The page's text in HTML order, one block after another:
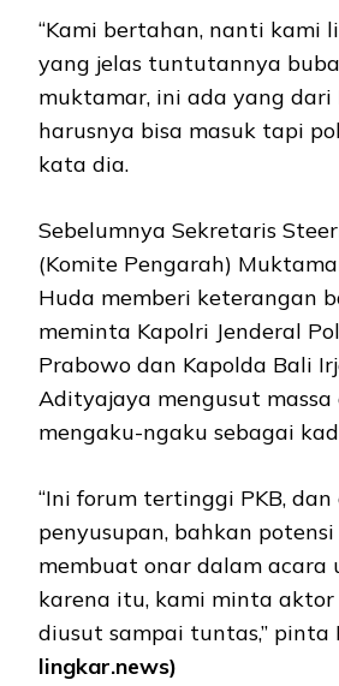
“Kami bertahan, nanti kami
yang jelas tuntutannya
muktamar, ini ada yang dari
harusnya bisa masuk tapi
kata dia.
Sebelumnya Sekretaris
(Komite Pengarah)
Huda memberi keterangan
meminta Kapolri Jenderal
Prabowo dan Kapolda Bali
Adityajaya mengusut massa
mengaku-ngaku sebagai
“Ini forum tertinggi PKB,
penyusupan, bahkan
membuat onar dalam acara
karena itu, kami minta
diusut sampai tuntas,” pinta
lingkar.news)